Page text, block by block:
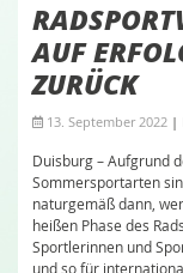
AUF
ZURÜCK
13. September 2022 |
Duisburg – Aufgrund
Sommersportarten
naturgemäß dann,
heißen Phase des
Sportlerinnen und
und so für